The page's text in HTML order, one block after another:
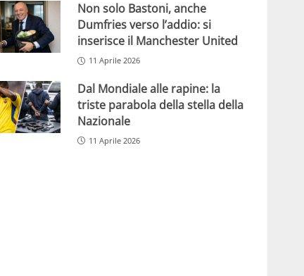
Non solo Bastoni, anche
Dumfries verso l’addio: si
inserisce il Manchester United
11 Aprile 2026
Dal Mondiale alle rapine: la
triste parabola della stella della
Nazionale
11 Aprile 2026